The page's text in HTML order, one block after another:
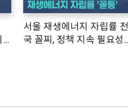
서울 재생에너지 자립률 전
국 꼴찌, 정책 지속 필요성